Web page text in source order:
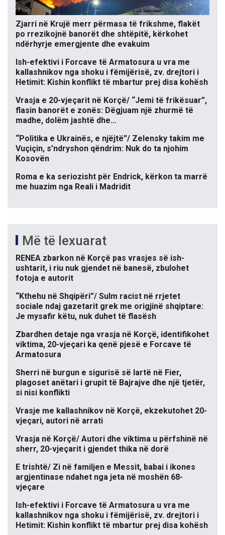
Zjarri në Krujë merr përmasa të frikshme, flakët
po rrezikojnë banorët dhe shtëpitë, kërkohet
ndërhyrje emergjente dhe evakuim
Ish-efektivi i Forcave të Armatosura u vra me
kallashnikov nga shoku i fëmijërisë, zv. drejtori i
Hetimit: Kishin konflikt të mbartur prej disa kohësh
Vrasja e 20-vjeçarit në Korçë/ “Jemi të frikësuar”,
flasin banorët e zonës: Dëgjuam një zhurmë të
madhe, dolëm jashtë dhe…
“Politika e Ukrainës, e njëjtë”/ Zelensky takim me
Vuçiçin, s’ndryshon qëndrim: Nuk do ta njohim
Kosovën
Roma e ka seriozisht për Endrick, kërkon ta marrë
me huazim nga Reali i Madridit
Më të lexuarat
RENEA zbarkon në Korçë pas vrasjes së ish-
ushtarit, i riu nuk gjendet në banesë, zbulohet
fotoja e autorit
“Kthehu në Shqipëri”/ Sulm racist në rrjetet
sociale ndaj gazetarit grek me origjinë shqiptare:
Je mysafir këtu, nuk duhet të flasësh
Zbardhen detaje nga vrasja në Korçë, identifikohet
viktima, 20-vjeçari ka qenë pjesë e Forcave të
Armatosura
Sherri në burgun e sigurisë së lartë në Fier,
plagoset anëtari i grupit të Bajrajve dhe një tjetër,
si nisi konflikti
Vrasje me kallashnikov në Korçë, ekzekutohet 20-
vjeçari, autori në arrati
Vrasja në Korçë/ Autori dhe viktima u përfshinë në
sherr, 20-vjeçarit i gjendet thika në dorë
E trishtë/ Zi në familjen e Messit, babai i ikones
argjentinase ndahet nga jeta në moshën 68-
vjeçare
Ish-efektivi i Forcave të Armatosura u vra me
kallashnikov nga shoku i fëmijërisë, zv. drejtori i
Hetimit: Kishin konflikt të mbartur prej disa kohësh